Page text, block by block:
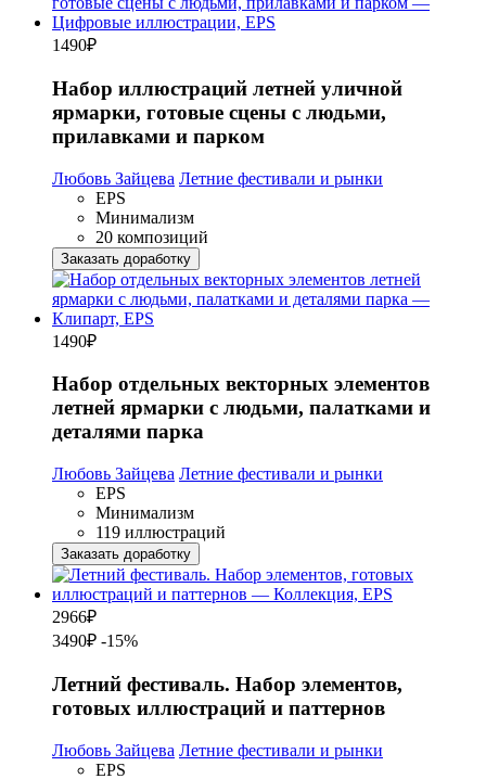
1490₽
Набор иллюстраций летней уличной
ярмарки, готовые сцены с людьми,
прилавками и парком
Любовь Зайцева Летние фестивали и рынки
EPS
Минимализм
20 композиций
Заказать доработку
1490₽
Набор отдельных векторных элементов
летней ярмарки с людьми, палатками и
деталями парка
Любовь Зайцева Летние фестивали и рынки
EPS
Минимализм
119 иллюстраций
Заказать доработку
2966₽
3490₽ -15%
Летний фестиваль. Набор элементов,
готовых иллюстраций и паттернов
Любовь Зайцева Летние фестивали и рынки
EPS